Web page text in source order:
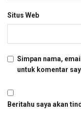
Situs Web
Simpan nama,
untuk komentar
Beritahu saya akan